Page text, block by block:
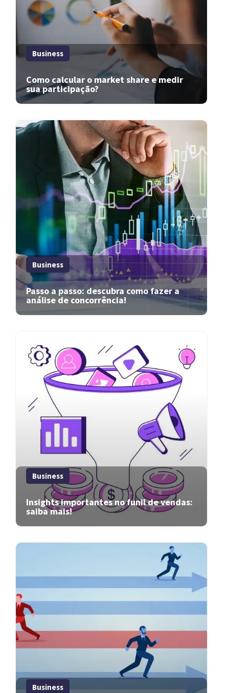
Business
Como calcular o market share e medir
sua participação?
Business
Passo a passo: descubra como fazer a
análise de concorrência!
Business
Insights importantes no funil de vendas:
saiba mais!
Business